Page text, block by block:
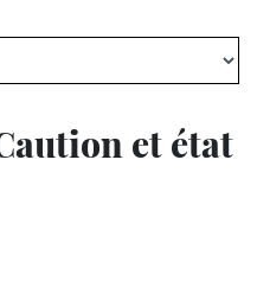
et état